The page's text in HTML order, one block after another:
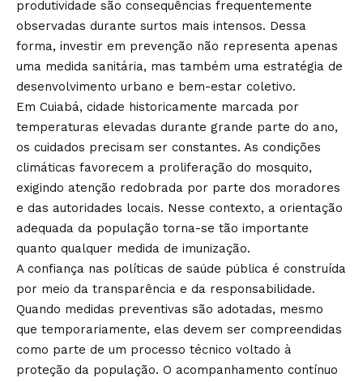
produtividade são consequências frequentemente
observadas durante surtos mais intensos. Dessa
forma, investir em prevenção não representa apenas
uma medida sanitária, mas também uma estratégia de
desenvolvimento urbano e bem-estar coletivo.
Em Cuiabá, cidade historicamente marcada por
temperaturas elevadas durante grande parte do ano,
os cuidados precisam ser constantes. As condições
climáticas favorecem a proliferação do mosquito,
exigindo atenção redobrada por parte dos moradores
e das autoridades locais. Nesse contexto, a orientação
adequada da população torna-se tão importante
quanto qualquer medida de imunização.
A confiança nas políticas de saúde pública é construída
por meio da transparência e da responsabilidade.
Quando medidas preventivas são adotadas, mesmo
que temporariamente, elas devem ser compreendidas
como parte de um processo técnico voltado à
proteção da população. O acompanhamento contínuo